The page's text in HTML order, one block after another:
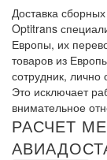
Доставка
Optitrans
Европы, их
товаров из
сотрудник, лично
Это исключает
внимательное
РАСЧЕТ